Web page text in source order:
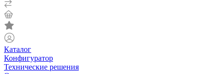
Каталог
Конфигуратор
Технические решения